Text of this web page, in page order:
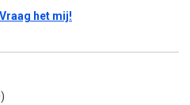
Vraag het mij!